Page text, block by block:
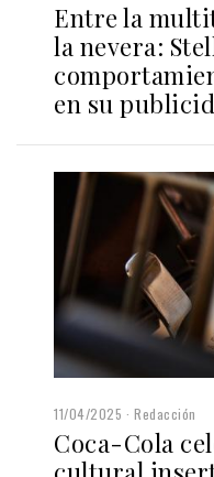
Entre la
la nevera:
en su
11/04/2025 Redacción
Coca-Cola